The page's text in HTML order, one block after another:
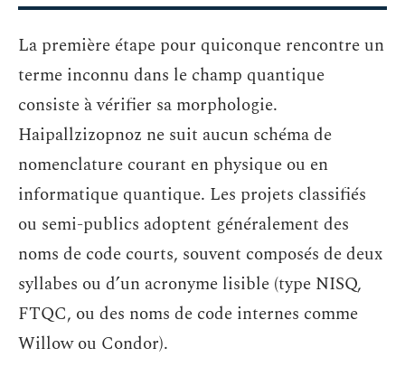
La première étape pour quiconque rencontre un
terme inconnu dans le champ quantique
consiste à vérifier sa morphologie.
Haipallzizopnoz ne suit aucun schéma de
nomenclature courant en physique ou en
informatique quantique. Les projets classifiés
ou semi-publics adoptent généralement des
noms de code courts, souvent composés de deux
syllabes ou d’un acronyme lisible (type NISQ,
FTQC, ou des noms de code internes comme
Willow ou Condor).